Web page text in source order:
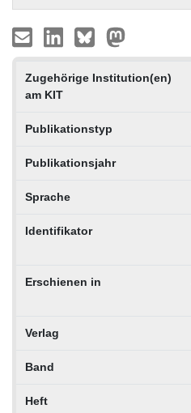
Zugehörige Institution(en)
am KIT
Publikationstyp
Publikationsjahr
Sprache
Identifikator
Erschienen in
Verlag
Band
Heft